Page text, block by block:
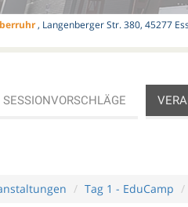
, Langenberger Str. 380, 45277
SESSIONVORSCHLÄGE
Tag 1 - EduCamp